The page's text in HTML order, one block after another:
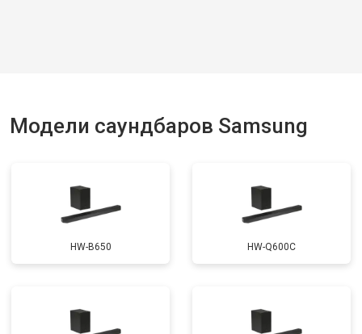
Модели саундбаров Samsung
HW-B650 HW-Q600C